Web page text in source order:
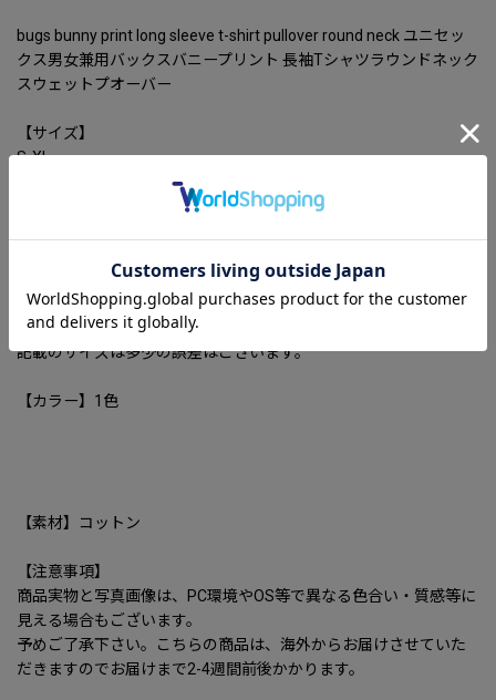
bugs bunny print long sleeve t-shirt pullover round neck ユニセッ
クス男女兼用バックスバニープリント 長袖Tシャツラウンドネック
スウェットプオーバー
【サイズ】
S-XL
XL/78/119/59.5/60cm
記載のサイズは多少の誤差はございます。
【カラー】1色
【素材】コットン
【注意事項】
商品実物と写真画像は、PC環境やOS等で異なる色合い・質感等に
見える場合もございます。
予めご了承下さい。こちらの商品は、海外からお届けさせていた
だきますのでお届けまで2-4週間前後かかります。